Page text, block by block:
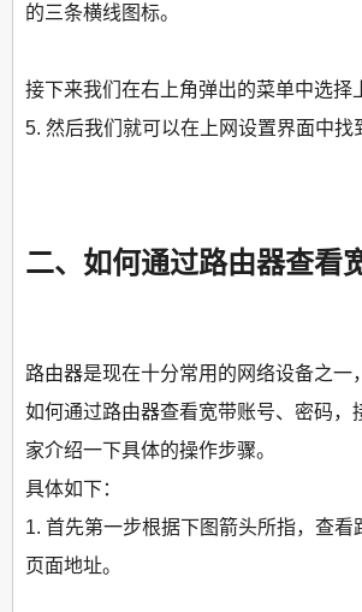
的三条横线图标。
接下来我们在右上角弹出的菜单中选择
5. 然后我们就可以在上网设置界面中找
二、如何通过路由器查看
路由器是现在十分常用的网络设备之一
如何通过路由器查看宽带账号、密码，
家介绍一下具体的操作步骤。
具体如下：
1. 首先第一步根据下图箭头所指，查看
页面地址。